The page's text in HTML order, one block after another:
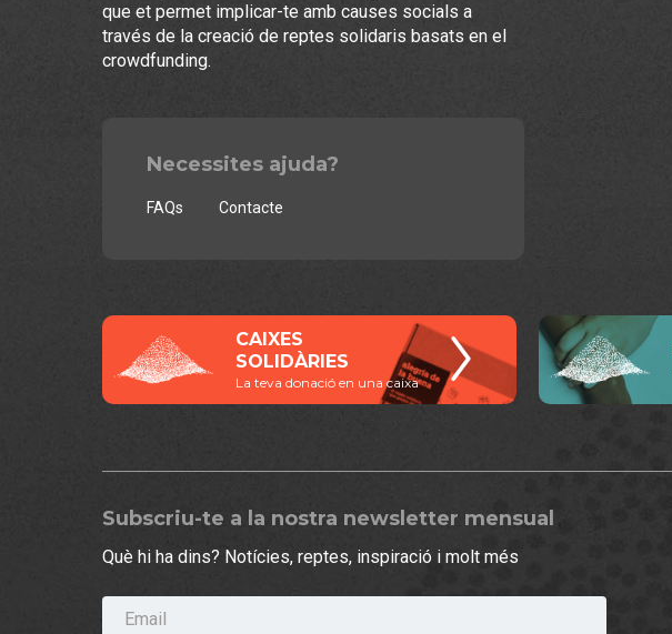
que et permet implicar-te amb causes socials a
través de la creació de reptes solidaris basats en el
crowdfunding.
Necessites ajuda?
FAQs Contacte
CAIXES
SOLIDÀRIES
La teva donació en una caixa
Subscriu-te a la nostra newsletter mensual
Què hi ha dins? Notícies, reptes, inspiració i molt més
Email